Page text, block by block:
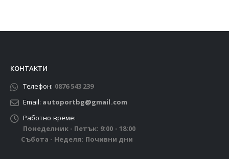
КОНТАКТИ
Телефон: 0876 543 239
Email: autoportbg@gmail.com
Работно време:
Понеделник - Петък: 9:00 - 18:00
Събота - Неделя: Почивни дни